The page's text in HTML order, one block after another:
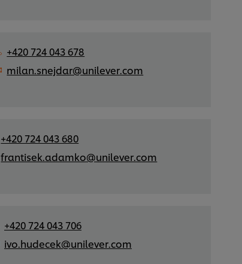
+420 724 043 678
milan.snejdar@unilever.com
+420 724 043 680
frantisek.adamko@unilever.com
+420 724 043 706
ivo.hudecek@unilever.com